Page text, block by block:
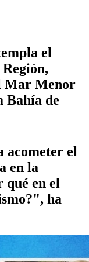
el
Mar Menor
Bahí­a de
acometer el
en la
en el
ha